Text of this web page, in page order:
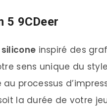
5 9CDeer
silicone inspiré des
sens unique du
processus
la durée de votre